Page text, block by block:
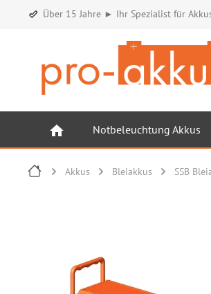
Über 15 Jahre ► Ihr Spezialist für
Notbeleuchtung Akkus
Akkus Bleiakkus SSB